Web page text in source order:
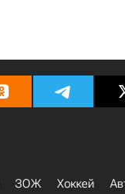
ЗОЖ Хоккей